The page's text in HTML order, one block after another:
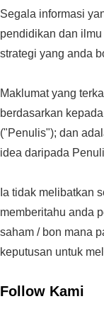
Segala informasi
pendidikan dan
strategi yang anda
Maklumat yang
berdasarkan
("Penulis"); dan
idea daripada
Ia tidak melibatkan
memberitahu anda
saham / bon mana
keputusan untuk
Follow Kami